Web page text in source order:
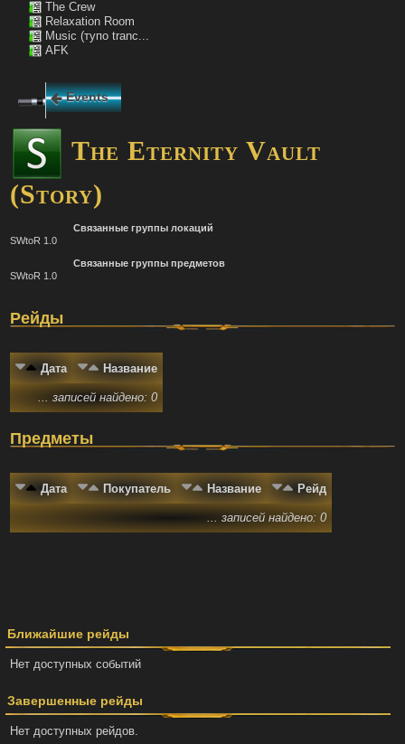
The Crew
Relaxation Room
Music (тупо tranc...
AFK
Events
The Eternity Vault
(Story)
Связанные группы локаций
SWtoR 1.0
Связанные группы предметов
SWtoR 1.0
Рейды
Дата Название
... записей найдено: 0
Предметы
Дата Покупатель Название Рейд
... записей найдено: 0
Ближайшие рейды
Нет доступных событий
Завершенные рейды
Нет доступных рейдов.